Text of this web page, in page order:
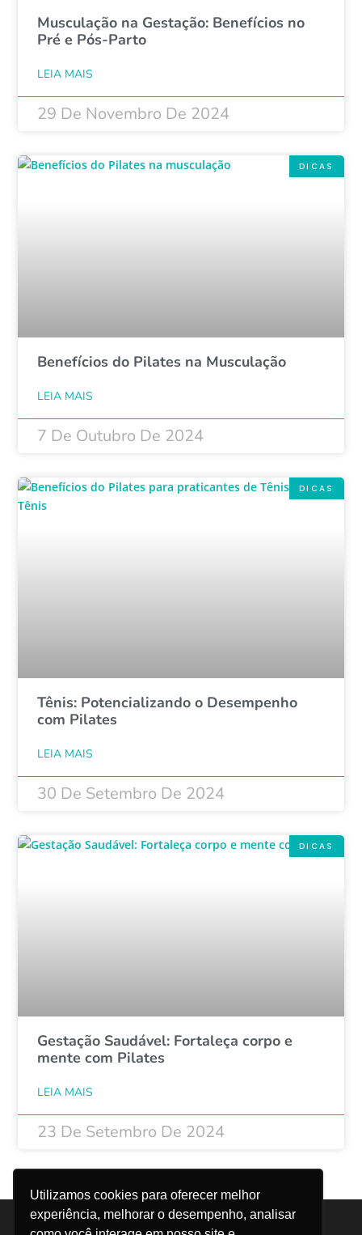
Utilizamos cookies para oferecer melhor
experiência, melhorar o desempenho, analisar
Musculação na Gestação: Benefícios no
Pré e Pós-Parto
LEIA MAIS
29 De Novembro De 2024
DICAS
Benefícios do Pilates na Musculação
LEIA MAIS
7 De Outubro De 2024
DICAS
Tênis: Potencializando o Desempenho
com Pilates
LEIA MAIS
30 De Setembro De 2024
DICAS
Gestação Saudável: Fortaleça corpo e
mente com Pilates
LEIA MAIS
23 De Setembro De 2024
Trabalhe Conosco
Canal do Colaborador